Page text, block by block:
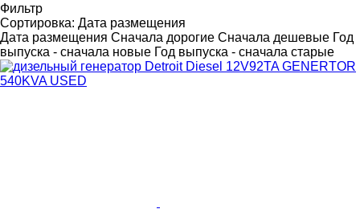
Фильтр
Сортировка: Дата размещения
Дата размещения Сначала дорогие Сначала дешевые Год
выпуска - сначала новые Год выпуска - сначала старые